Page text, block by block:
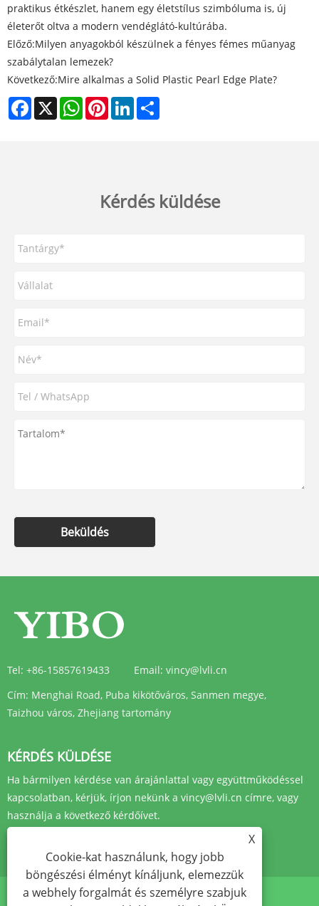
praktikus étkészlet, hanem egy életstílus szimbóluma is, új
életerőt oltva a modern vendéglátó-kultúrába.
Előző:Milyen anyagokból készülnek a fényes fémes műanyag
szabálytalan lemezek?
Következő:Mire alkalmas a Solid Plastic Pearl Edge Plate?
Facebook
X WhatsAppPinterestLinkedIn
Kérdés küldése
Beküldés
Tel: +86-15857619433 Email: vincy@lvli.cn
Cím: Menghai Road, Puba kikötőváros, Sanmen megye,
Taizhou város, Zhejiang tartomány
KÉRDÉS KÜLDÉSE
Ha bármilyen kérdése van árajánlattal vagy együttműködéssel
kapcsolatban, kérjük, írjon nekünk a vincy@lvli.cn címre, vagy
használja a következő kérdőívet.
X
Cookie-kat használunk, hogy jobb
böngészési élményt kínáljunk, elemezzük
a webhely forgalmát és személyre szabjuk